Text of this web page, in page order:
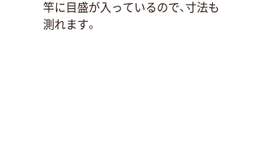
竿に目盛が入っているので、寸法も
測れます。